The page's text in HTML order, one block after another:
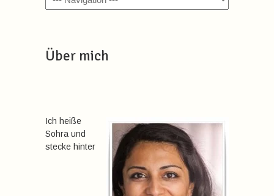
Über mich
Ich heiße
Sohra und
stecke hinter